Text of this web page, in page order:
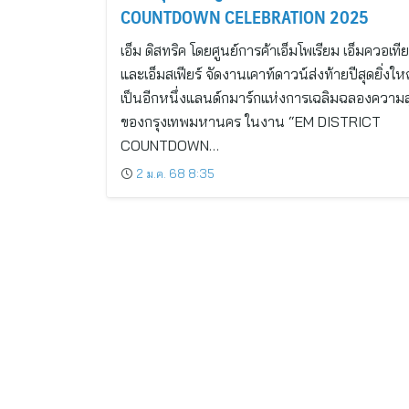
COUNTDOWN CELEBRATION 2025
เอ็ม ดิสทริค โดยศูนย์การค้าเอ็มโพเรียม เอ็มควอเที
และเอ็มสเฟียร์ จัดงานเคาท์ดาวน์ส่งท้ายปีสุดยิ่งใ
เป็นอีกหนึ่งแลนด์กมาร์กแห่งการเฉลิมฉลองความ
ของกรุงเทพมหานคร ในงาน “EM DISTRICT
COUNTDOWN…
2 ม.ค. 68 8:35